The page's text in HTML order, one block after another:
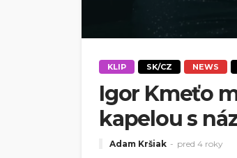
KLIP SK/CZ NEWS
Igor Kmeťo
kapelou s
Adam Kršiak pred 4 roky